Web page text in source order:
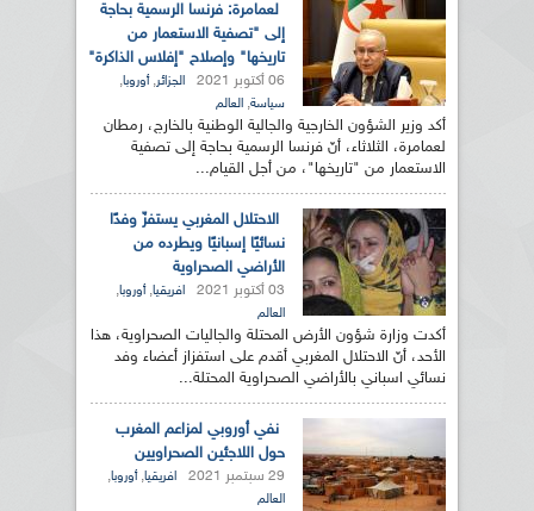
لعمامرة: فرنسا الرسمية بحاجة
إلى "تصفية الاستعمار من
تاريخها" وإصلاح "إفلاس الذاكرة"
06 أكتوبر 2021 الجزائر,أوروبا,
سياسة, العالم
أكد وزير الشؤون الخارجية والجالية الوطنية بالخارج، رمطان
لعمامرة، الثلاثاء، أنّ فرنسا الرسمية بحاجة إلى تصفية
الاستعمار من "تاريخها"، من أجل القيام...
الاحتلال المغربي يستفزّ وفدًا
نسائيًا إسبانيًا ويطرده من
الأراضي الصحراوية
03 أكتوبر 2021 افريقيا,أوروبا,
العالم
أكدت وزارة شؤون الأرض المحتلة والجاليات الصحراوية، هذا
الأحد، أنّ الاحتلال المغربي أقدم على استفزاز أعضاء وفد
نسائي اسباني بالأراضي الصحراوية المحتلة...
نفي أوروبي لمزاعم المغرب
حول اللاجئين الصحراويين
29 سبتمبر 2021 افريقيا,أوروبا,
العالم